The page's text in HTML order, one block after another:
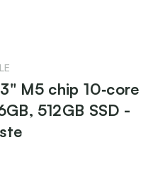
M5 chip 10‑core
512GB SSD -